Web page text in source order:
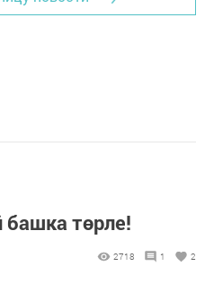
баш­ка төр­ле!
2718 1 2